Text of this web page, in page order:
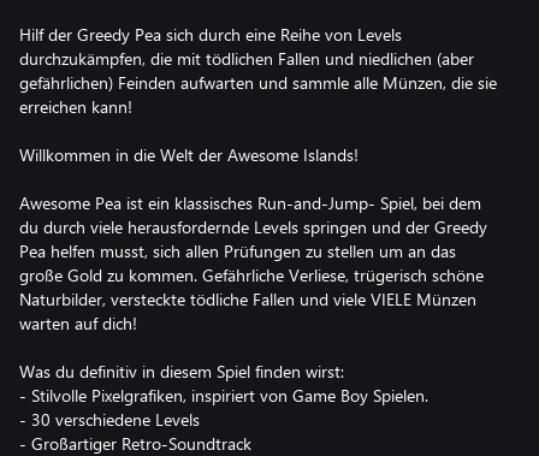
Hilf der Greedy Pea sich durch eine Reihe von Levels
durchzukämpfen, die mit tödlichen Fallen und niedlichen (aber
gefährlichen) Feinden aufwarten und sammle alle Münzen, die sie
erreichen kann!
Willkommen in die Welt der Awesome Islands!
Awesome Pea ist ein klassisches Run-and-Jump- Spiel, bei dem
du durch viele herausfordernde Levels springen und der Greedy
Pea helfen musst, sich allen Prüfungen zu stellen um an das
große Gold zu kommen. Gefährliche Verliese, trügerisch schöne
Naturbilder, versteckte tödliche Fallen und viele VIELE Münzen
warten auf dich!
Was du definitiv in diesem Spiel finden wirst:
- Stilvolle Pixelgrafiken, inspiriert von Game Boy Spielen.
- 30 verschiedene Levels
- Großartiger Retro-Soundtrack